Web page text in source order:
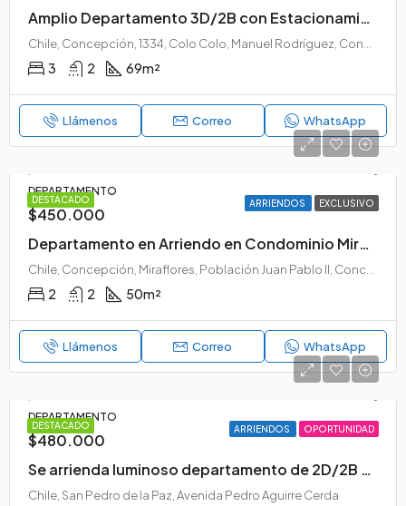
Amplio Departamento 3D/2B con Estacionamiento | Edificio Plaza Mayor 3, Concepción
3 2 69m²
Llámenos Correo WhatsApp
DESTACADO ARRIENDOS EXCLUSIVO
DEPARTAMENTO
$450.000
Departamento en Arriendo en Condominio Mirador Biobío – Concepción
2 2 50m²
Llámenos Correo WhatsApp
DESTACADO ARRIENDOS OPORTUNIDAD
DEPARTAMENTO
$480.000
Se arrienda luminoso departamento de 2D/2B en Condominio Parque Millaray, San Pedro de la Paz
Chile, San Pedro de la Paz, Avenida Pedro Aguirre Cerda